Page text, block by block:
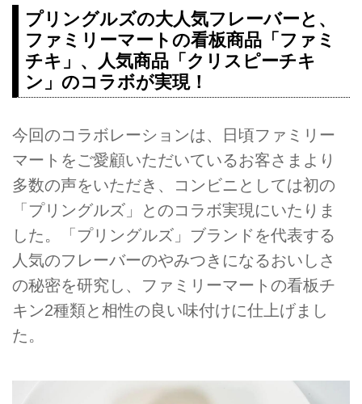
プリングルズの大人気フレーバーと、
ファミリーマートの看板商品「ファミ
チキ」、人気商品「クリスピーチキ
ン」のコラボが実現！
今回のコラボレーションは、日頃ファミリー
マートをご愛顧いただいているお客さまより
多数の声をいただき、コンビニとしては初の
「プリングルズ」とのコラボ実現にいたりま
した。「プリングルズ」ブランドを代表する
人気のフレーバーのやみつきになるおいしさ
の秘密を研究し、ファミリーマートの看板チ
キン2種類と相性の良い味付けに仕上げまし
た。